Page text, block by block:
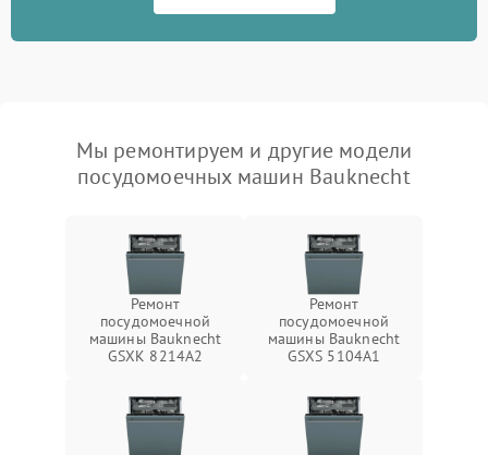
Мы ремонтируем и другие модели
посудомоечных машин Bauknecht
Ремонт
посудомоечной
машины Bauknecht
GSXK 8214A2
Ремонт
посудомоечной
машины Bauknecht
GSXS 5104A1